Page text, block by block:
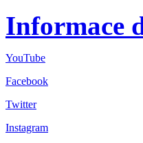
Informace
YouTube
Facebook
Twitter
Instagram